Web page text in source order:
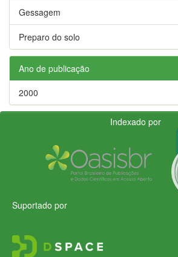
Gessagem
Preparo do solo
Ano de publicação
2000
Indexado por
Suportado por